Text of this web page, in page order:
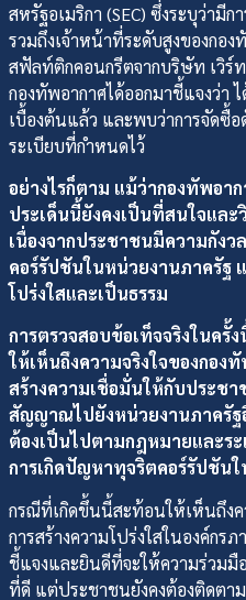
สหรัฐอเมริกา (SEC) ซึ่งระบุว่ามี
รวมถึงเจ้าหน้าที่ระดับสูงของกอ
สฟัลท์ติกคอนกรีตจากบริษัท เวิร์
กองทัพอากาศได้ออกมาชี้แจงว่า
เบื้องต้นแล้ว และพบว่าการจัดซื้
ระเบียบที่กำหนดไว้
อย่างไรก็ตาม แม้ว่ากองทัพอา
ประเด็นนี้ยังคงเป็นที่สนใจแล
เนื่องจากประชาชนมีความกัง
คอร์รัปชันในหน่วยงานภาครัฐ
โปร่งใสและเป็นธรรม
การตรวจสอบข้อเท็จจริงในครั้
ให้เห็นถึงความจริงใจของกอง
สร้างความเชื่อมั่นให้กับประชา
สัญญาณไปยังหน่วยงานภาครัฐ
ต้องเป็นไปตามกฎหมายและร
การเกิดปัญหาทุจริตคอร์รัปชัน
กรณีที่เกิดขึ้นนี้สะท้อนให้เห็นถึง
การสร้างความโปร่งใสในองค์กร
ชี้แจงและยินดีที่จะให้ความร่วม
ที่ดี แต่ประชาชนยังคงต้องติดตา